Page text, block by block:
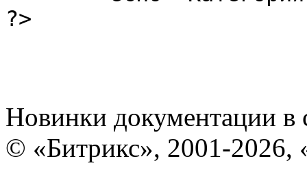
?>
Новинки документации в
© «Битрикс», 2001-2026,